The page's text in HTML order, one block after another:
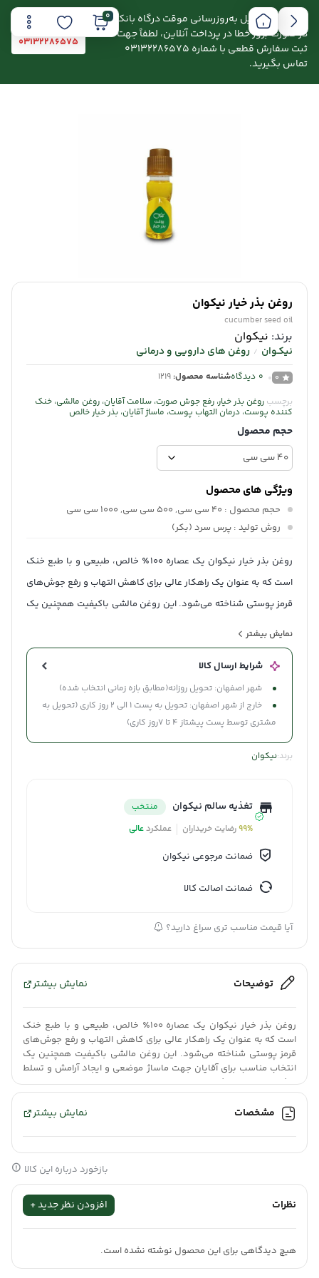
اطلاعیه: به دلیل به‌روزرسانی موقت درگاه بانکی،
در صورت بروز خطا در پرداخت آنلاین، لطفاً جهت
ثبت سفارش قطعی با شماره 03132286575
تماس بگیرید.
03132286575
0
روغن بذر خیار نیکوان
cucumber seed oil
برند: نیکوان
نیکـوان / روغن های دارویی و درمانی
0
0 دیدگاهشناسه محصول: 1219
برچسب روغن بذر خیار، رفع جوش صورت، سلامت آقایان، روغن مالشی، خنک
کننده پوست، درمان التهاب پوست، ماساژ آقایان، بذر خیار خالص
حجم محصول
ویژگی های محصول
حجم محصول : 40 سی سی, 500 سی سی, 1000 سی سی
روش تولید : پرس سرد (بکر)
روغن بذر خیار نیکوان یک عصاره ۱۰۰٪ خالص، طبیعی و با طبع خنک
است که به عنوان یک راهکار عالی برای کاهش التهاب و رفع جوش‌های
قرمز پوستی شناخته می‌شود. این روغن مالشی باکیفیت همچنین یک
بیشتر در روابط به شمار می‌رود.
نمایش بیشتر
شرایط ارسال کالا
شهر اصفهان: تحویل روزانه(مطابق بازه زمانی انتخاب شده)
خارج از شهر اصفهان: تحویل به پست 1 الی 2 روز کاری (تحویل به
مشتری توسط پست پیشتاز 4 تا 7روز کاری)
برند:نیکوان
تغذیه سالم نیکوان
منتخب
99%رضایت خریداران عملکردعالی
ضمانت مرجوعی نیکوان
ضمانت اصالت کالا
آیا قیمت مناسب تری سراغ دارید؟
توضیحات نمایش بیشتر
روغن بذر خیار نیکوان یک عصاره ۱۰۰٪ خالص، طبیعی و با طبع خنک
است که به عنوان یک راهکار عالی برای کاهش التهاب و رفع جوش‌های
قرمز پوستی شناخته می‌شود. این روغن مالشی باکیفیت همچنین یک
انتخاب مناسب برای آقایان جهت ماساژ موضعی و ایجاد آرامش و تسلط
بیشتر در روابط به شمار می‌رود.
اگه دنبال این هستی که پوستت شفاف بشه و از شر جوش‌های قرمز و
روغن با خنک کردنِ عمقیِ پوست، التهاب رو برطرف می‌کنه و شادابی رو
به صورتت برمیگردونه. کافیه روزانه دو نوبت این روغن رو به پوست
صورت یا محل جوش‌ها بمالی. بعد از گذشت ۱۰ تا ۱۴ روز، از شفافیت و
مشخصات نمایش بیشتر
بازخورد درباره این کالا
نظرات افزودن نظر جدید +
هیچ دیدگاهی برای این محصول نوشته نشده است.